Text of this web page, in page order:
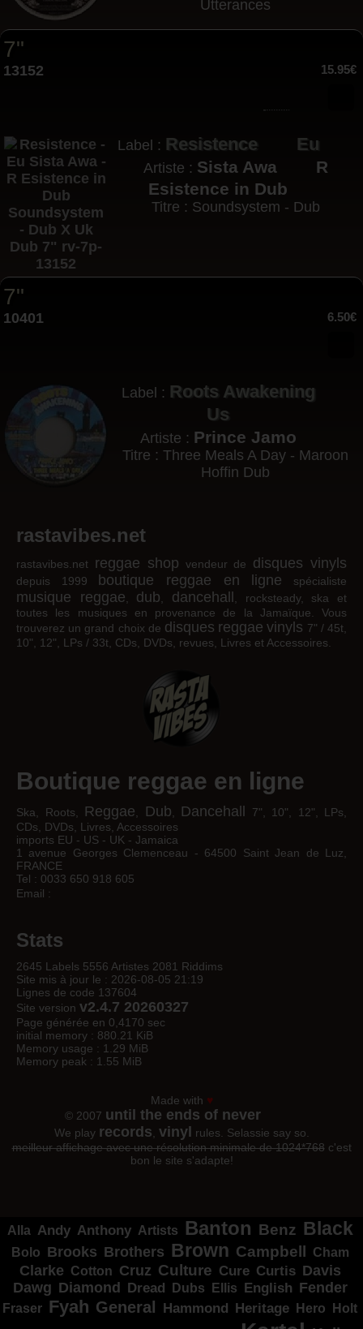
Utterances
7"
13152 15.95€
Label : Resistence Eu
Artiste : Sista Awa
R
Esistence in Dub
Titre : Soundsystem - Dub
7"
10401 6.50€
Label : Roots Awakening
Us
Artiste : Prince Jamo
Titre : Three Meals A Day - Maroon
Hoffin Dub
rastavibes.net
rastavibes.net reggae shop vendeur de disques vinyls
depuis 1999 boutique reggae en ligne spécialiste
musique reggae dub dancehall
, rocksteady, ska et
toutes les musiques en provenance de la Jamaïque. Vous
trouverez un grand choix de disques reggae vinyls 7" / 45t,
10", 12", LPs / 33t, CDs, DVDs, revues, Livres et Accessoires.
Boutique reggae en ligne
Ska, Roots, Reggae Dub Dancehall
7", 10", 12", LPs,
CDs, DVDs, Livres, Accessoires
imports EU - US - UK - Jamaica
1 avenue Georges Clemenceau - 64500 Saint Jean de Luz,
FRANCE
Tel : 0033 650 918 605
Email :
Stats
2645 Labels 5556 Artistes 2081 Riddims
Site mis à jour le : 2026-08-05 21:19
Lignes de code 137604
Site version v2.4.7 20260327
Page générée en 0,4170 sec
initial memory : 880.21 KiB
Memory usage : 1.29 MiB
Memory peak : 1.55 MiB
Made with ♥
© 2007 until the ends of never
We play records vinyl
rules. Selassie say so.
meilleur affichage avec une résolution minimale de 1024*768c'est
bon le site s'adapte!
Alla Andy Anthony Artists Banton Benz Black
Bolo Brooks Brothers Brown Campbell Cham
Clarke Cotton Cruz Culture Cure Curtis Davis
Dawg Diamond Dread Dubs Ellis English Fender
Fraser Fyah General Hammond Heritage Hero
Holt